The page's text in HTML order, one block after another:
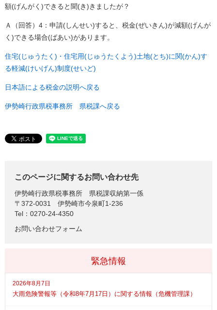
額(げんがく)できると聞(き)きましたが？
Ａ（回答）4：申請(しんせい)すると、税金(ぜいきん)が減額(げんが
く)できる場合(ばあい)があります。
住宅(じゅうたく)・住宅用(じゅうたくよう)土地(とち)に関(かん)す
る軽減(けいげん)制度(せいど)
日本語による税金の説明へ戻る
伊勢崎行政県税事務所 県税課へ戻る
このページに関するお問い合わせ先
伊勢崎行政県税事務所
県税課収納第一係
〒372-0031
伊勢崎市今泉町1-236
Tel：0270-24-4350
お問い合わせフォーム
緊急情報
2026年8月7日
大雨危険警報等（令和8年7月17日）に関する情報（危機管理課）